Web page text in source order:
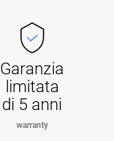
Garanzia
limitata
di 5 anni
warranty